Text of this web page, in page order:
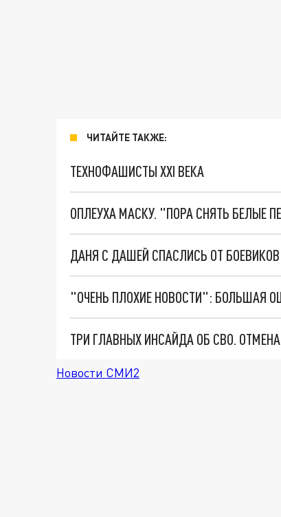
ЧИТАЙТЕ ТАКЖЕ:
ТЕХНОФАШИСТЫ XXI ВЕКА
ОПЛЕУХА МАСКУ. "ПОРА СНЯТЬ БЕЛЫЕ
ДАНЯ С ДАШЕЙ СПАСЛИСЬ ОТ
Новости СМИ2